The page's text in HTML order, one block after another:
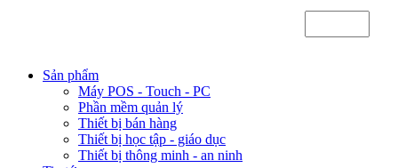
Sản phẩm
Máy POS - Touch - PC
Phần mềm quản lý
Thiết bị bán hàng
Thiết bị học tập - giáo dục
Thiết bị thông minh - an ninh